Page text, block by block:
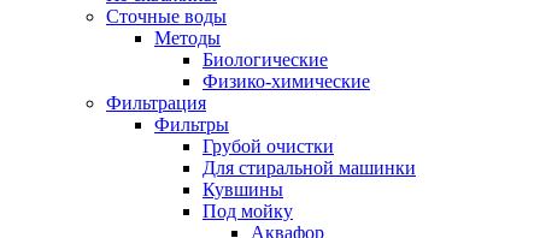
Сточные воды
Методы
Биологические
Физико-химические
Фильтрация
Фильтры
Грубой очистки
Для стиральной машинки
Кувшины
Под мойку
Аквафор